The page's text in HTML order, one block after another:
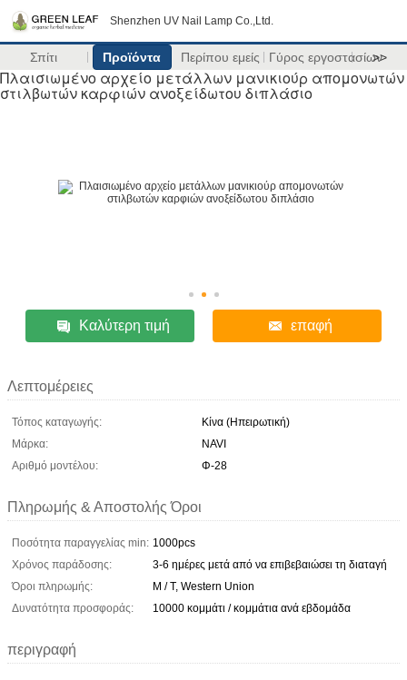
Shenzhen UV Nail Lamp Co.,Ltd.
Σπίτι Προϊόντα Περίπου εμείς Γύρος εργοστασίων
>>
Πλαισιωμένο αρχείο μετάλλων μανικιούρ απομονωτών
στιλβωτών καρφιών ανοξείδωτου διπλάσιο
Καλύτερη τιμή επαφή
Λεπτομέρειες
Τόπος καταγωγής:
Κίνα (Ηπειρωτική)
Μάρκα:
NAVI
Αριθμό μοντέλου:
Φ-28
Πληρωμής & Αποστολής Όροι
Ποσότητα παραγγελίας min: 1000pcs
Χρόνος παράδοσης:
3-6 ημέρες μετά από να επιβεβαιώσει τη διαταγή
Όροι πληρωμής:
Μ / Τ, Western Union
Δυνατότητα προσφοράς:
10000 κομμάτι / κομμάτια ανά εβδομάδα
περιγραφή